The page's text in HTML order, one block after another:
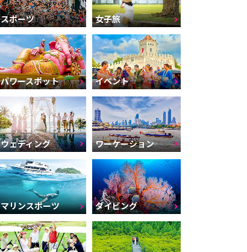
スポーツ 女子旅
パワースポット イベント
ウェディング ワーケーション
マリンスポーツ ダイビング